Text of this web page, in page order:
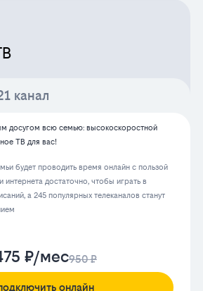
канал
досугом всю семью: высокоскоростной
ТВ для вас!
будет проводить время онлайн с пользой
достаточно, чтобы играть в
а 245 популярных телеканалов станут
₽/мес950 ₽
онлайн